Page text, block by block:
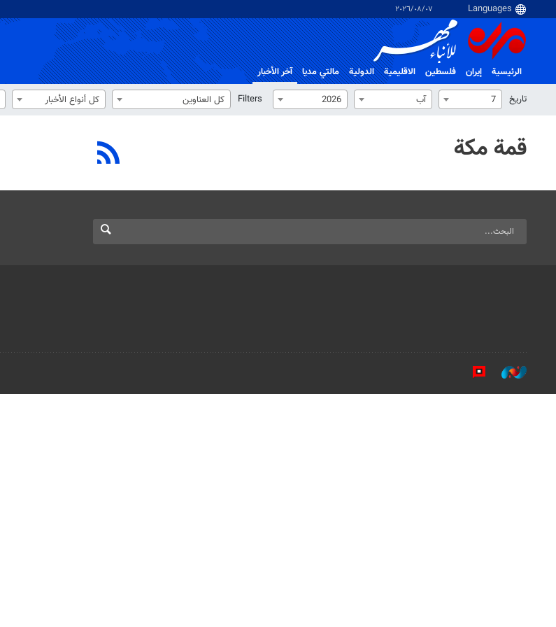
٠٧‏/٠٨‏/٢٠٢٦
الرئيسية إيران فلسطین الاقلیمیة الدولية مالتي مدیا
آخر الأخبار
تاریخ
7 آب 2026
Filters كل العناوين كل أنواع الأخبار
قمة مكة